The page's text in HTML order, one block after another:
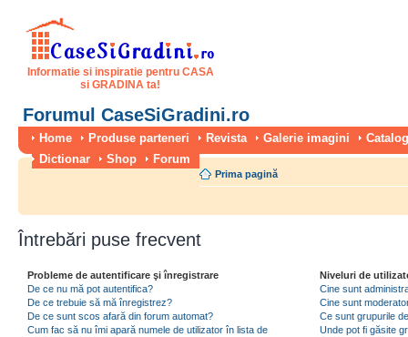
Informatie si inspiratie pentru CASA
si GRADINA ta!
Forumul CaseSiGradini.ro
Home Produse parteneri Revista Galerie imagini
Dictionar
Shop Forum
Prima pagină
Întrebări puse frecvent
Probleme de autentificare şi înregistrare
De ce nu mă pot autentifica?
De ce trebuie să mă înregistrez?
De ce sunt scos afară din forum automat?
Cum fac să nu îmi apară numele de utilizator în lista de
Niveluri de
Cine sunt
Cine sunt
Ce sunt grupurile
Unde pot fi găsite